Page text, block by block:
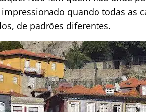
quando todas as
de padrões diferentes.